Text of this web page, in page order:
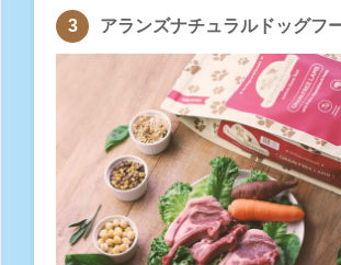
アランズナチュラルドッグフ